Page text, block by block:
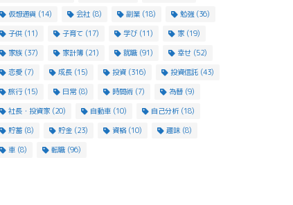
仮想通貨 (14) 会社(8) 副業(18) 勉強(36)
子供(11) 子育て(17) 学び(11) 家(19)
家族(37) 家計簿(21) 就職(91) 幸せ(52)
恋愛(7) 成長(15) 投資(316) 投資信託(43)
旅行(15) 日常(8) 時間術(7) 為替(9)
社長・投資家(20) 自動車(10) 自己分析(18)
貯蓄(8) 貯金(23) 資格(10) 趣味(8)
車(8) 転職(96)